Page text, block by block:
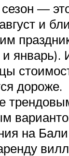
—
и
и январь).
дороже.
на